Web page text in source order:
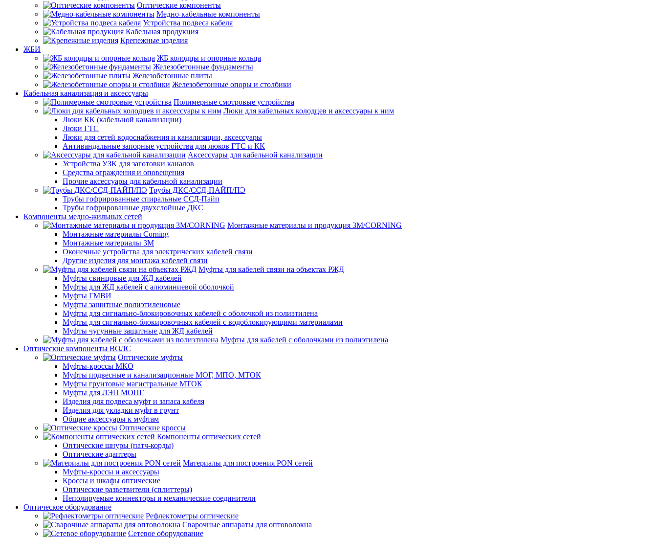
Оптические компоненты
Медно-кабельные компоненты
Устройства подвеса кабеля
Кабельная продукция
Крепежные изделия
ЖБИ
ЖБ колодцы и опорные кольца
Железобетонные фундаменты
Железобетонные плиты
Железобетонные опоры и столбики
Кабельная канализация и аксессуары
Полимерные смотровые устройства
Люки для кабельных колодцев и аксессуары к ним
Люки КК (кабельной канализации)
Люки ГТС
Люки для сетей водоснабжения и канализации, аксессуары
Антивандальные запорные устройства для люков ГТС и КК
Аксессуары для кабельной канализации
Устройства УЗК для заготовки каналов
Средства ограждения и оповещения
Прочие аксессуары для кабельной канализации
Трубы ДКС/ССД-ПАЙП/ПЭ
Трубы гофрированные спиральные ССД-Пайп
Трубы гофрированные двухслойные ДКС
Компоненты медно-жильных сетей
Монтажные материалы и продукция 3M/CORNING
Монтажные материалы Corning
Монтажные материалы 3M
Оконечные устройства для электрических кабелей связи
Другие изделия для монтажа кабелей связи
Муфты для кабелей связи на объектах РЖД
Муфты свинцовые для ЖД кабелей
Муфты для ЖД кабелей с алюминиевой оболочкой
Муфты ГМВИ
Муфты защитные полиэтиленовые
Муфты для сигнально-блокировочных кабелей с оболочкой из полиэтилена
Муфты для сигнально-блокировочных кабелей с водоблокирующими материалами
Муфты чугунные защитные для ЖД кабелей
Муфты для кабелей с оболочками из полиэтилена
Оптические компоненты ВОЛС
Оптические муфты
Муфты-кроссы МКО
Муфты подвесные и канализационные МОГ, МПО, МТОК
Муфты грунтовые магистральные МТОК
Муфты для ЛЭП МОПГ
Изделия для подвеса муфт и запаса кабеля
Изделия для укладки муфт в грунт
Общие аксессуары к муфтам
Оптические кроссы
Компоненты оптических сетей
Оптические шнуры (патч-корды)
Оптические адаптеры
Материалы для построения PON сетей
Муфты-кроссы и аксессуары
Кроссы и шкафы оптические
Оптические разветвители (сплиттеры)
Неполируемые коннекторы и механические соединители
Оптическое оборудование
Рефлектометры оптические
Сварочные аппараты для оптоволокна
Сетевое оборудование